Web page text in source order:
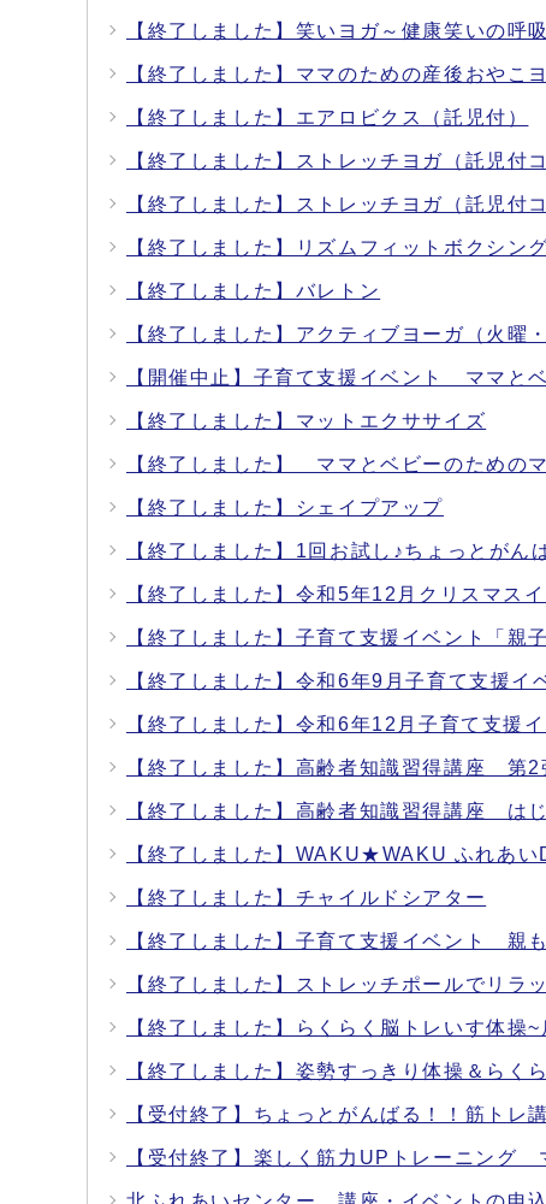
【終了しました】笑いヨガ～健康笑いの呼
【終了しました】ママのための産後おやこ
【終了しました】エアロビクス（託児付）
【終了しました】ストレッチヨガ（託児付
【終了しました】ストレッチヨガ（託児付
【終了しました】リズムフィットボクシング
【終了しました】バレトン
【終了しました】アクティブヨーガ（火曜
【開催中止】子育て支援イベント ママと
【終了しました】マットエクササイズ
【終了しました】 ママとベビーのための
【終了しました】シェイプアップ
【終了しました】1回お試し♪ちょっとがん
【終了しました】令和5年12月クリスマス
【終了しました】子育て支援イベント「親
【終了しました】令和6年9月子育て支援イ
【終了しました】令和6年12月子育て支援
【終了しました】高齢者知識習得講座 第
【終了しました】高齢者知識習得講座 は
【終了しました】WAKU★WAKU ふれあ
【終了しました】チャイルドシアター
【終了しました】子育て支援イベント 親
【終了しました】ストレッチポールでリラ
【終了しました】らくらく脳トレいす体操
【終了しました】姿勢すっきり体操＆らく
【受付終了】ちょっとがんばる！！筋トレ
【受付終了】楽しく筋力UPトレーニング